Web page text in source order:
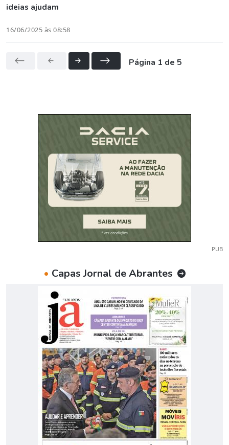
ideias ajudam
16/06/2025 às 08:58
Página 1 de 5
PUB
• Capas Jornal de Abrantes